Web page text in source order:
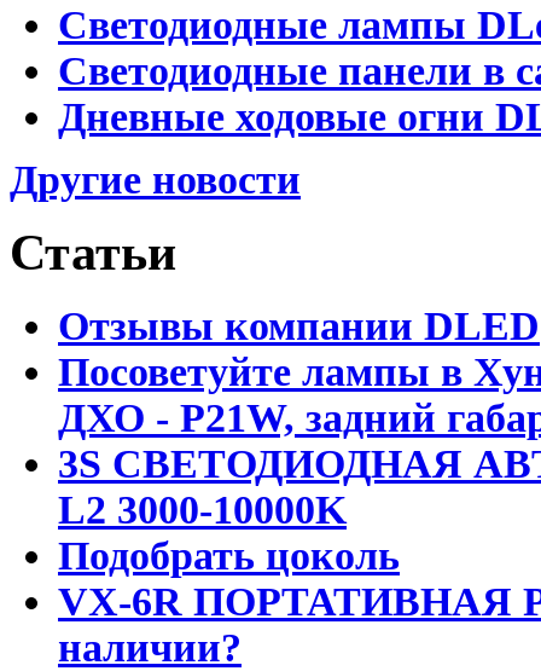
Светодиодные лампы
Светодиодные панели в
Дневные ходовые огни
Другие новости
Статьи
Отзывы компании DLED
Посоветуйте лампы в
ДХО - P21W, задний
3S СВЕТОДИОДНАЯ
L2 3000-10000K
Подобрать цоколь
VX-6R ПОРТАТИВНАЯ
наличии?